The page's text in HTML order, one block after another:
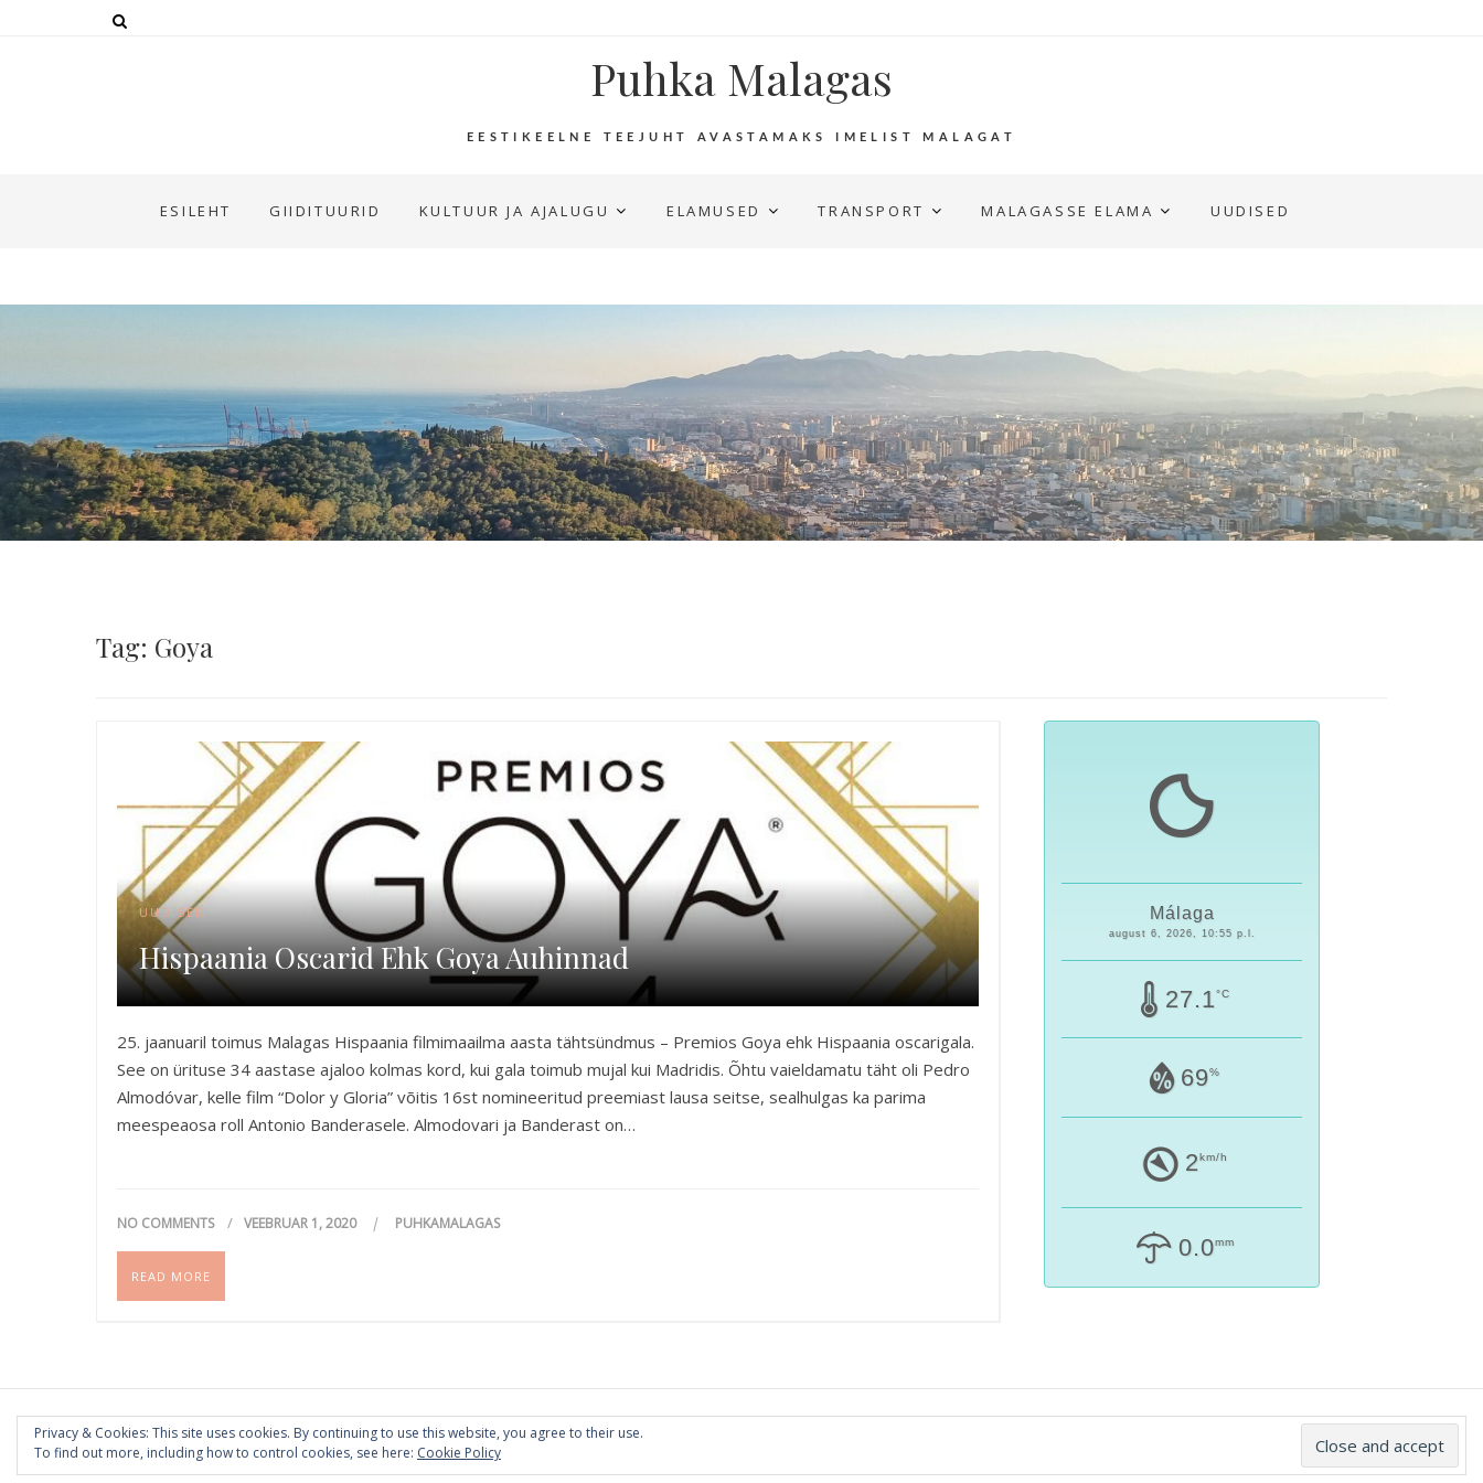
Puhka Malagas
EESTIKEELNE TEEJUHT AVASTAMAKS IMELIST MALAGAT
ESILEHT GIIDITUURID KULTUUR JA AJALUGU ELAMUSED TRANSPORT MALAGASSE ELAMA UUDISED
Tag: Goya
UUDISED
Hispaania Oscarid Ehk Goya Auhinnad
25. jaanuaril toimus Malagas Hispaania filmimaailma aasta tähtsündmus – Premios Goya ehk Hispaania oscarigala.
See on ürituse 34 aastase ajaloo kolmas kord, kui gala toimub mujal kui Madridis. Õhtu vaieldamatu täht oli Pedro
Almodóvar, kelle film “Dolor y Gloria” võitis 16st nomineeritud preemiast lausa seitse, sealhulgas ka parima
meespeaosa roll Antonio Banderasele. Almodovari ja Banderast on…
NO COMMENTS VEEBRUAR 1, 2020 PUHKAMALAGAS
READ MORE
Málaga
august 6, 2026, 10:55 p.l.
27.1°C
69%
2km/h
0.0mm
Privacy & Cookies: This site uses cookies. By continuing to use this website, you agree to their use.
To find out more, including how to control cookies, see here: Cookie Policy